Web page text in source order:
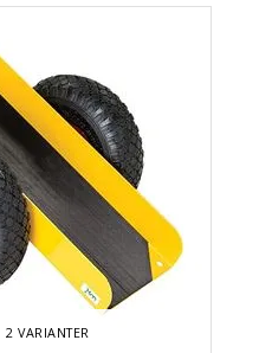
2VARIANTER